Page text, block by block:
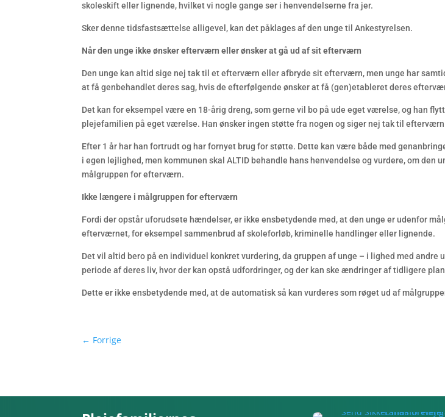
skoleskift eller lignende, hvilket vi nogle gange ser i henvendelserne fra jer.
Sker denne tidsfastsættelse alligevel, kan det påklages af den unge til Ankestyrelsen.
Når den unge ikke ønsker efterværn eller ønsker at gå ud af sit efterværn
Den unge kan altid sige nej tak til et efterværn eller afbryde sit efterværn, men unge har
at få genbehandlet deres sag, hvis de efterfølgende ønsker at få (gen)etableret deres
Det kan for eksempel være en 18-årig dreng, som gerne vil bo på ude eget værelse, og han
plejefamilien på eget værelse. Han ønsker ingen støtte fra nogen og siger nej tak til
Efter 1 år har han fortrudt og har fornyet brug for støtte. Dette kan være både med
i egen lejlighed, men kommunen skal ALTID behandle hans henvendelse og vurdere, om den
målgruppen for efterværn.
Ikke længere i målgruppen for efterværn
Fordi der opstår uforudsete hændelser, er ikke ensbetydende med, at den unge er udenfor
efterværnet, for eksempel sammenbrud af skoleforløb, kriminelle handlinger eller lignende.
Det vil altid bero på en individuel konkret vurdering, da gruppen af unge – i lighed med andre
periode af deres liv, hvor der kan opstå udfordringer, og der kan ske ændringer af tidligere
Dette er ikke ensbetydende med, at de automatisk så kan vurderes som røget ud af
← Forrige